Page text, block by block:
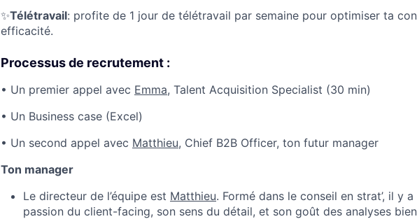
✨Télétravail: profite de 1 jour de télétravail par semaine pour optimiser ta
efficacité.
Processus de recrutement :
• Un premier appel avec Emma, Talent Acquisition Specialist (30 min)
• Un Business case (Excel)
• Un second appel avec Matthieu, Chief B2B Officer, ton futur manager
Ton manager
Le directeur de l’équipe est Matthieu. Formé dans le conseil en strat’, il y
passion du client-facing, son sens du détail, et son goût des analyses